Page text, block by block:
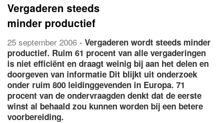
Vergaderen steeds
minder productief
25 september 2006 - Vergaderen wordt steeds minder
productief. Ruim 61 procent van alle vergaderingen
is niet efficiënt en draagt weinig bij aan het delen en
doorgeven van informatie Dit blijkt uit onderzoek
onder ruim 800 leidinggevenden in Europa. 71
procent van de ondervraagden denkt dat de eerste
winst al behaald zou kunnen worden bij een betere
voorbereiding.